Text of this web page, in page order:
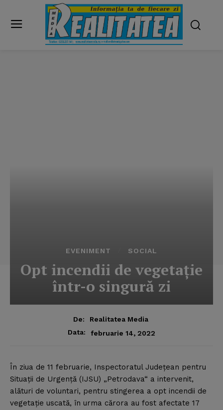
EVENIMENT SOCIAL
Opt incendii de vegetaţie
într-o singură zi
De:
Realitatea Media
Data:
februarie 14, 2022
În ziua de 11 februarie, Inspectoratul Judeţean pentru
Situaţii de Urgenţă (IJSU) „Petrodava“ a intervenit,
alături de voluntari, pentru stingerea a opt incendii de
vegetaţie uscată, în urma cărora au fost afectate 17